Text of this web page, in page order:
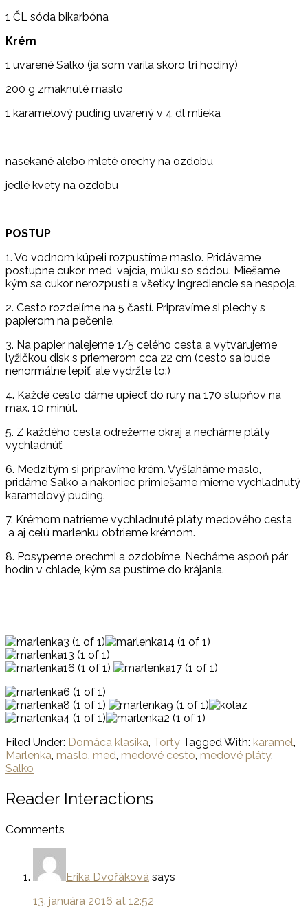
1 ČL sóda bikarbóna
Krém
1 uvarené Salko (ja som varila skoro tri hodiny)
200 g zmäknuté maslo
1 karamelový puding uvarený v 4 dl mlieka
nasekané alebo mleté orechy na ozdobu
jedlé kvety na ozdobu
POSTUP
1. Vo vodnom kúpeli rozpustíme maslo. Pridávame
postupne cukor, med, vajcia, múku so sódou. Miešame
kým sa cukor nerozpustí a všetky ingrediencie sa nespoja.
2. Cesto rozdelíme na 5 častí. Pripravíme si plechy s
papierom na pečenie.
3. Na papier nalejeme 1/5 celého cesta a vytvarujeme
lyžičkou disk s priemerom cca 22 cm (cesto sa bude
nenormálne lepiť, ale vydržte to:)
4. Každé cesto dáme upiecť do rúry na 170 stupňov na
max. 10 minút.
5. Z každého cesta odrežeme okraj a necháme pláty
vychladnúť.
6. Medzitým si pripravíme krém. Vyšľaháme maslo,
pridáme Salko a nakoniec primiešame mierne vychladnutý
karamelový puding.
7. Krémom natrieme vychladnuté pláty medového cesta
a aj celú marlenku obtrieme krémom.
8. Posypeme orechmi a ozdobíme. Necháme aspoň pár
hodín v chlade, kým sa pustíme do krájania.
Filed Under: Domáca klasika, Torty Tagged With: karamel,
Marlenka, maslo, med, medové cesto, medové pláty,
Salko
Reader Interactions
Comments
Erika Dvořáková says
13. januára 2016 at 12:52